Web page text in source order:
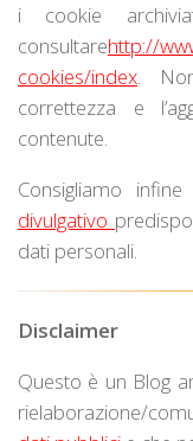
i cookie
consultarehttp://
cookies/index.
correttezza e
contenute.
Consigliamo
divulgativo
dati personali.
Disclaimer
Questo è un Blog
rielaborazione/